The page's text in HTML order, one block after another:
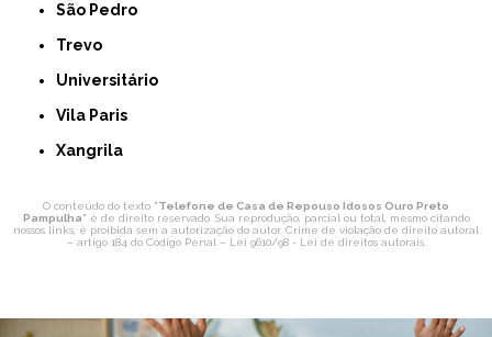
São Pedro
Trevo
Universitário
Vila Paris
Xangrila
O conteúdo do texto "Telefone de Casa de Repouso Idosos Ouro Preto
Pampulha" é de direito reservado. Sua reprodução, parcial ou total, mesmo citando
nossos links, é proibida sem a autorização do autor. Crime de violação de direito autoral
– artigo 184 do Código Penal – Lei 9610/98 - Lei de direitos autorais.